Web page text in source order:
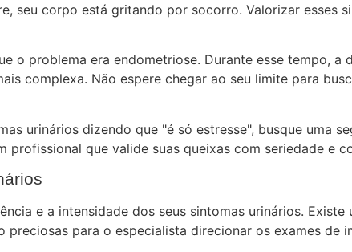
seu corpo está gritando por socorro. Valorizar esses
o problema era endometriose. Durante esse tempo,
complexa. Não espere chegar ao seu limite para
urinários dizendo que "é só estresse", busque uma
que valide suas queixas com seriedade e
e a intensidade dos seus sintomas urinários.
para o especialista direcionar os exames de